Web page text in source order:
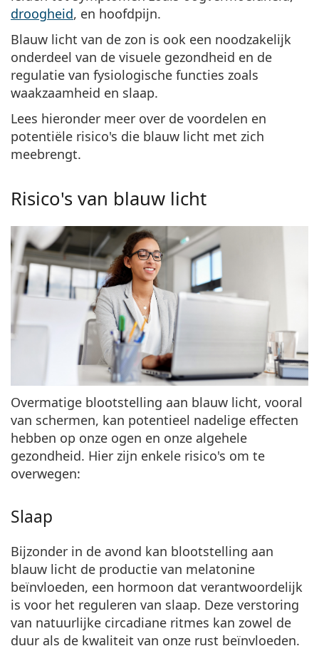
droogheid, en hoofdpijn.
Blauw licht van de zon is ook een noodzakelijk
onderdeel van de visuele gezondheid en de
regulatie van fysiologische functies zoals
waakzaamheid en slaap.
Lees hieronder meer over de voordelen en
potentiële risico's die blauw licht met zich
meebrengt.
Risico's van blauw licht
Overmatige blootstelling aan blauw licht, vooral
van schermen, kan potentieel nadelige effecten
hebben op onze ogen en onze algehele
gezondheid. Hier zijn enkele risico's om te
overwegen:
Slaap
Bijzonder in de avond kan blootstelling aan
blauw licht de productie van melatonine
beïnvloeden, een hormoon dat verantwoordelijk
is voor het reguleren van slaap. Deze verstoring
van natuurlijke circadiane ritmes kan zowel de
duur als de kwaliteit van onze rust beïnvloeden.